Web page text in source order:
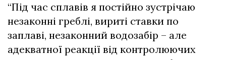
“Під час сплавів я постійно зустрічаю
незаконні греблі, вириті ставки по
заплаві, незаконний водозабір – але
адекватної реакції від контролюючих